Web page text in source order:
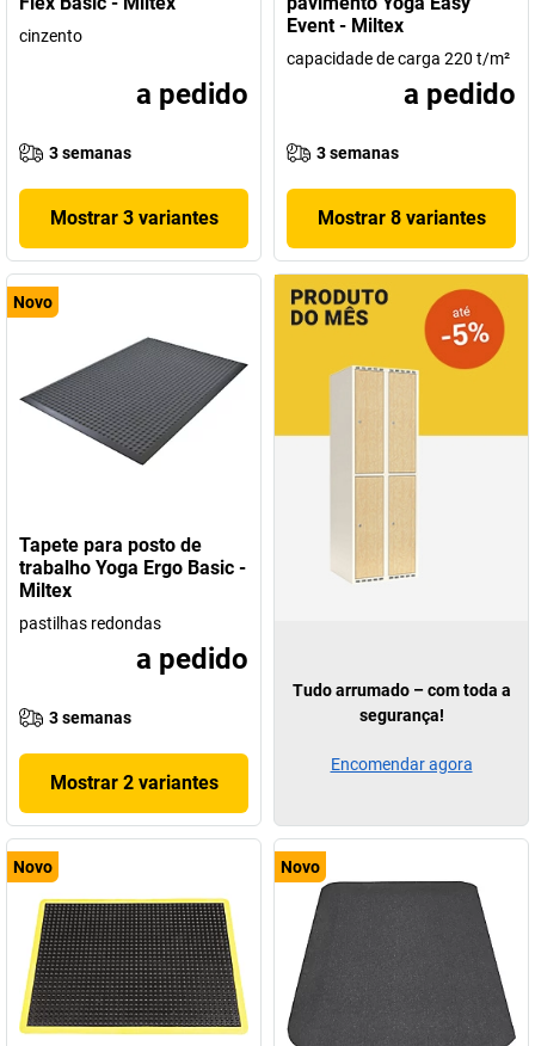
cinzento
a pedido
3 semanas
Mostrar 3 variantes
Event - Miltex
capacidade de carga 220 t/m²
a pedido
3 semanas
Mostrar 8 variantes
Novo
Tapete para posto de
trabalho Yoga Ergo Basic -
Miltex
pastilhas redondas
a pedido
3 semanas
Mostrar 2 variantes
Novo Novo
Tudo arrumado – com toda a
segurança!
Encomendar agora